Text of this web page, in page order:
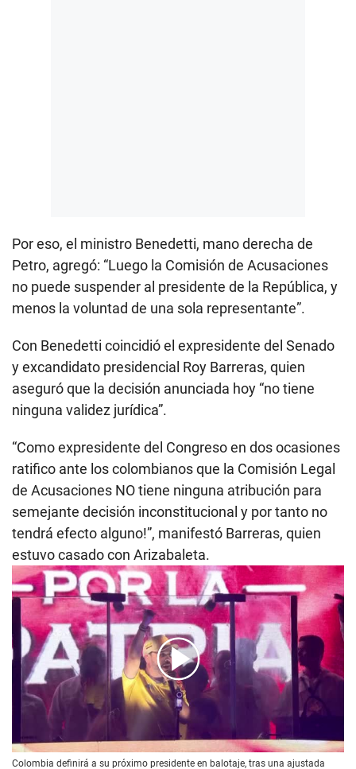
Por eso, el ministro Benedetti, mano derecha de
Petro, agregó: “Luego la Comisión de Acusaciones
no puede suspender al presidente de la República, y
menos la voluntad de una sola representante”.
Con Benedetti coincidió el expresidente del Senado
y excandidato presidencial Roy Barreras, quien
aseguró que la decisión anunciada hoy “no tiene
ninguna validez jurídica”.
“Como expresidente del Congreso en dos ocasiones
ratifico ante los colombianos que la Comisión Legal
de Acusaciones NO tiene ninguna atribución para
semejante decisión inconstitucional y por tanto no
tendrá efecto alguno!”, manifestó Barreras, quien
estuvo casado con Arizabaleta.
00:00/01:57
Colombia definirá a su próximo presidente en balotaje, tras una ajustada